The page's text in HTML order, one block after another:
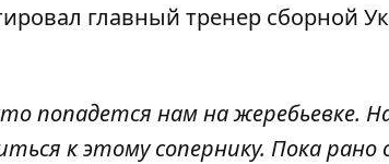
главный тренер сборной
попадется нам на жеребьевке.
к этому сопернику. Пока